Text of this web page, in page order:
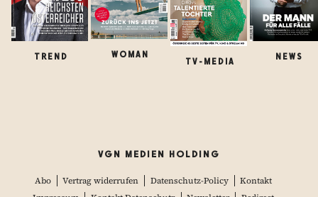
TREND WOMAN
TV-MEDIA
NEWS
VGN MEDIEN HOLDING
Abo Vertrag widerrufen Datenschutz-Policy
Kontakt